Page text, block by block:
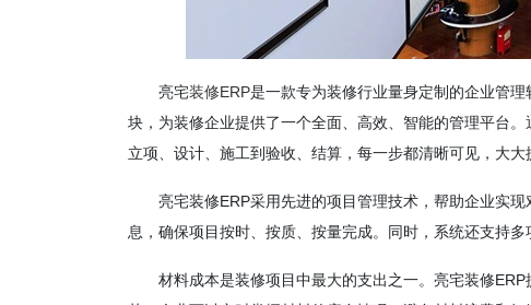
亮宅装修ERP是一款专为装修行业量身定制的企业管
块，为装修企业提供了一个全面、高效、智能的管理平台
立项、设计、施工到验收、结算，每一步都清晰可见，大大
亮宅装修ERP采用先进的项目管理技术，帮助企业实
息，确保项目按时、按质、按量完成。同时，系统还支持
材料成本是装修项目中最大的支出之一。亮宅装修